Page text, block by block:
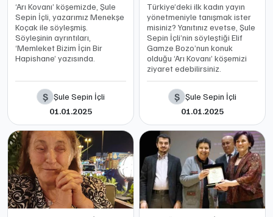
‘Arı Kovanı’ köşemizde, Şule
Sepin İçli, yazarımız Menekşe
Koçak ile söyleşmiş.
Söyleşinin ayrıntıları,
‘Memleket Bizim İçin Bir
Hapishane’ yazısında.
Ş Şule Sepin İçli
01.01.2025
Türkiye’deki ilk kadın yayın
yönetmeniyle tanışmak ister
misiniz? Yanıtınız evetse, Şule
Sepin İçli’nin söyleştiği Elif
Gamze Bozo’nun konuk
olduğu ‘Arı Kovanı’ köşemizi
ziyaret edebilirsiniz.
Ş Şule Sepin İçli
01.01.2025